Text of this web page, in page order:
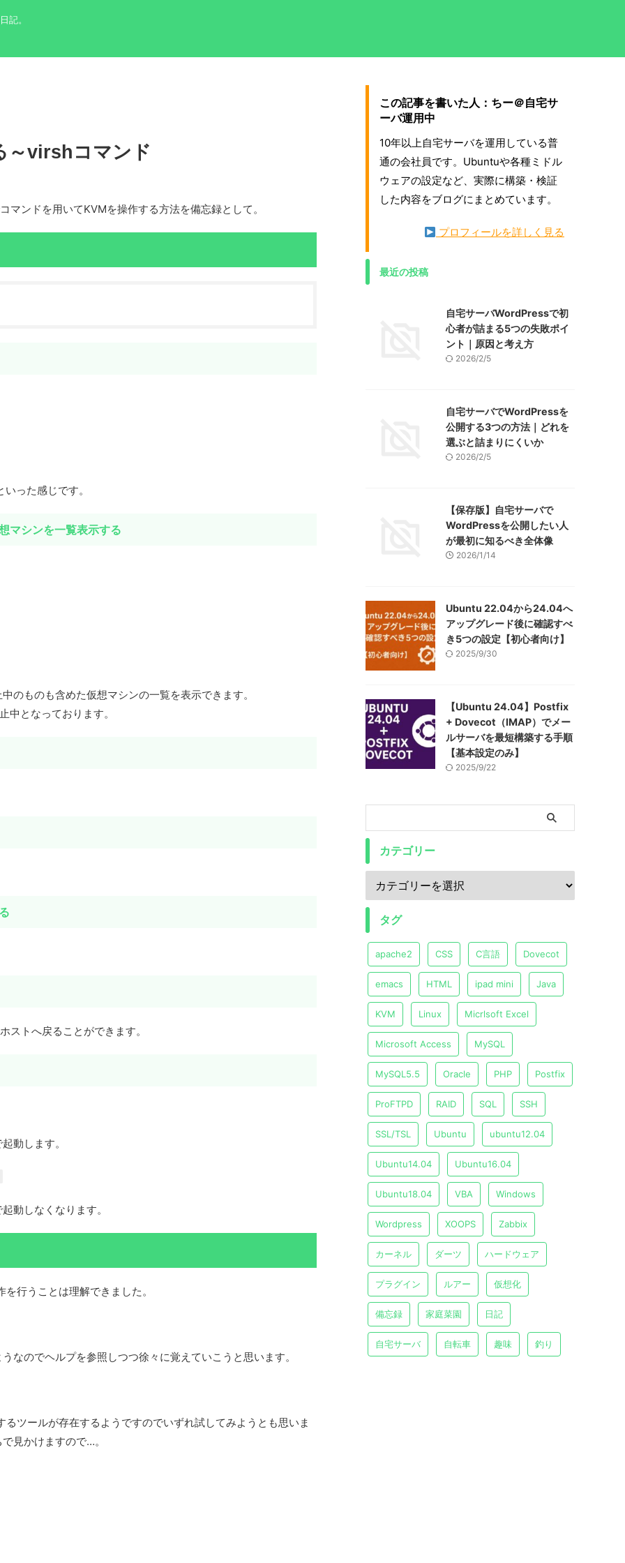
記。
～virshコマンド
ンドを用いてKVMを操作する方法を備忘録として。
った感じです。
マシンを一覧表示する
ものも含めた仮想マシンの一覧を表示できます。
となっております。
ストへ戻ることができます。
動します。
動しなくなります。
行うことは理解できました。
なのでヘルプを参照しつつ徐々に覚えていこうと思います。
ツールが存在するようですのでいずれ試してみようとも思いま
見かけますので…。
この記事を書いた人：ちー＠自宅サ
ーバ運用中
10年以上自宅サーバを運用している普
通の会社員です。Ubuntuや各種ミドル
ウェアの設定など、実際に構築・検証
した内容をブログにまとめています。
プロフィールを詳しく見る
最近の投稿
自宅サーバWordPressで初
心者が詰まる5つの失敗ポイ
ント｜原因と考え方
2026/2/5
自宅サーバでWordPressを
公開する3つの方法｜どれを
選ぶと詰まりにくいか
2026/2/5
【保存版】自宅サーバで
WordPressを公開したい人
が最初に知るべき全体像
2026/1/14
Ubuntu 22.04から24.04へ
アップグレード後に確認すべ
き5つの設定【初心者向け】
2025/9/30
【Ubuntu 24.04】Postfix
+ Dovecot（IMAP）でメー
ルサーバを最短構築する手順
【基本設定のみ】
2025/9/22
カテゴリー
タグ
apache2 CSS C言語 Dovecot
emacs HTML ipad mini Java
KVM Linux Micrlsoft Excel
Microsoft Access MySQL
MySQL5.5 Oracle PHP Postfix
ProFTPD RAID SQL SSH
SSL/TSL Ubuntu ubuntu12.04
Ubuntu14.04 Ubuntu16.04
Ubuntu18.04 VBA Windows
Wordpress XOOPS Zabbix
カーネル ダーツ ハードウェア
プラグイン ルアー 仮想化
備忘録 家庭菜園 日記
自宅サーバ 自転車 趣味 釣り